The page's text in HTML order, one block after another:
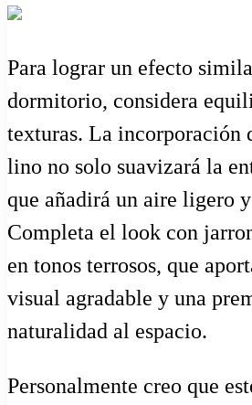
Para lograr un efecto
dormitorio, considera
texturas. La incorporación
lino no solo suavizará la
que añadirá un aire ligero
Completa el look con
en tonos terrosos, que
visual agradable y una
naturalidad al espacio.
Personalmente creo que